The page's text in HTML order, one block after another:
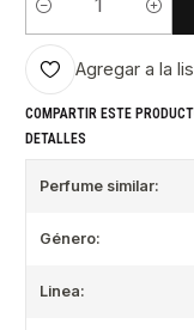
Cantidad
Agregar a la
COMPARTIR ESTE
DETALLES
Perfume similar:
Género:
Linea: